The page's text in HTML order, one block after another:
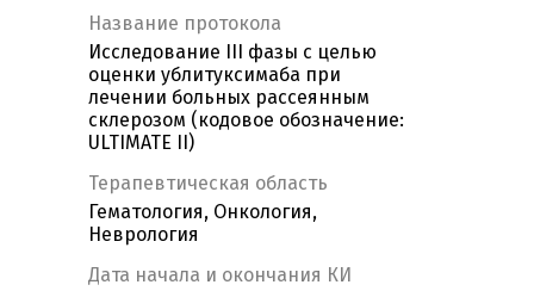
Название протокола
Исследование III фазы с целью
оценки ублитуксимаба при
лечении больных рассеянным
склерозом (кодовое обозначение:
ULTIMATE II)
Терапевтическая область
Гематология, Онкология,
Неврология
Дата начала и окончания КИ